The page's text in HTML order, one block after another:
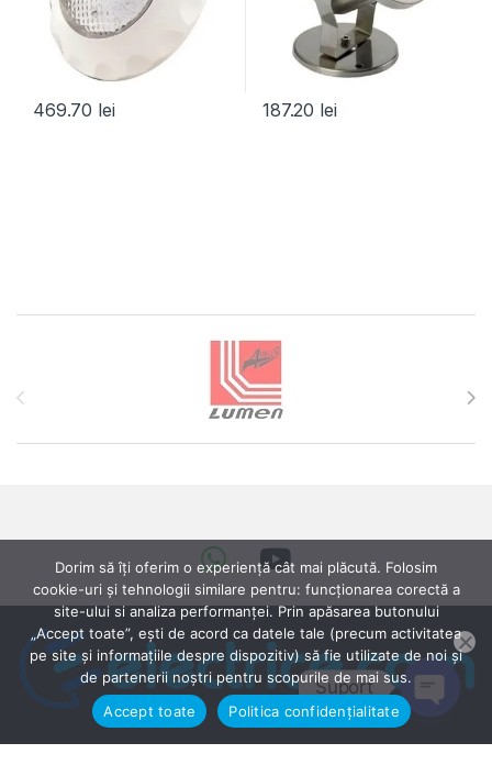
469.70 lei 187.20 lei
Dorim să îți oferim o experiență cât mai plăcută. Folosim
cookie-uri și tehnologii similare pentru: funcționarea corectă a
site-ului si analiza performanței. Prin apăsarea butonului
„Accept toate”, ești de acord ca datele tale (precum activitatea
pe site și informațiile despre dispozitiv) să fie utilizate de noi și
de partenerii noștri pentru scopurile de mai sus.
Accept toate
Politica confidențialitate
Suport